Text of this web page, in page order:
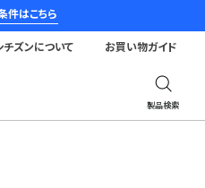
件はこちら
製品検索
チズンについて お買い物ガイド